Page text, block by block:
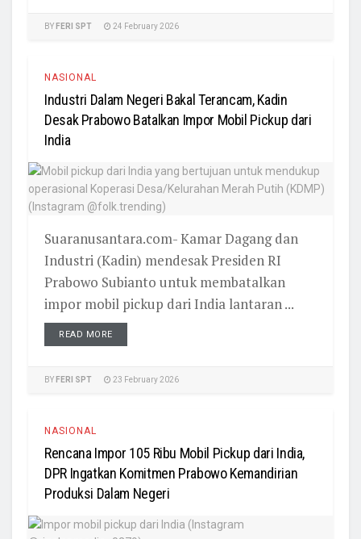
BY FERI SPT 24 February 2026
NASIONAL
Industri Dalam Negeri Bakal Terancam, Kadin
Desak Prabowo Batalkan Impor Mobil Pickup dari
India
Suaranusantara.com- Kamar Dagang dan
Industri (Kadin) mendesak Presiden RI
Prabowo Subianto untuk membatalkan
impor mobil pickup dari India lantaran ...
READ MORE
BY FERI SPT 23 February 2026
NASIONAL
Rencana Impor 105 Ribu Mobil Pickup dari India,
DPR Ingatkan Komitmen Prabowo Kemandirian
Produksi Dalam Negeri